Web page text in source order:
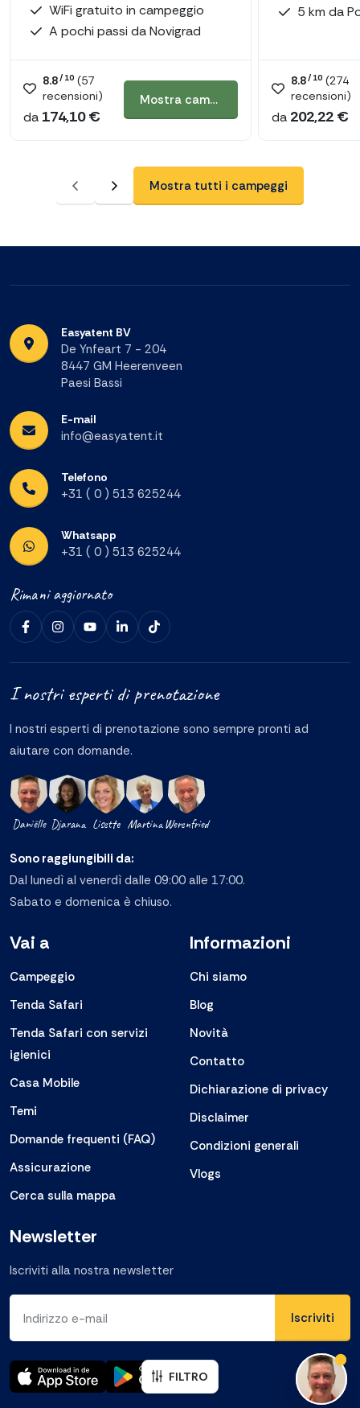
FILTRO
WiFi gratuito in campeggio
A pochi passi da Novigrad
8.8/ 10 (57
recensioni)
da 174,10 €
Mostra campeggio
5 km da
8.8/ 10(274
recensioni)
da 202,22 €
Mostra tutti i campeggi
Easyatent BV
De Ynfeart 7 - 204
8447 GM Heerenveen
Paesi Bassi
E-mail
info@easyatent.it
Telefono
+31 ( 0 ) 513 625244
Whatsapp
+31 ( 0 ) 513 625244
Rimani aggiornato
I nostri esperti di prenotazione
I nostri esperti di prenotazione sono sempre pronti ad
aiutare con domande.
Daniëlle Djarana Lisette Martina Werenfried
Sono raggiungibili da:
Dal lunedì al venerdì dalle 09:00 alle 17:00.
Sabato e domenica è chiuso.
Vai a
Campeggio
Tenda Safari
Tenda Safari con servizi
igienici
Casa Mobile
Temi
Domande frequenti (FAQ)
Assicurazione
Cerca sulla mappa
Informazioni
Chi siamo
Blog
Novità
Contatto
Dichiarazione di privacy
Disclaimer
Condizioni generali
Vlogs
Newsletter
Iscriviti alla nostra newsletter
Indirizzo e-mail